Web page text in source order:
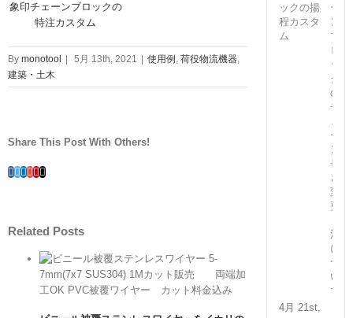
象印チェーンブロックの
特注カスタム
By monotool 5月 13th, 2021 使用例 , 荷役物流機器,
建築・土木
Share This Post With Others!
Facebook
Twitter
Linkedin
Google+
Pinterest
Email
Related Posts
ー
ン
ブ
ロ
ッ
ク
の
チ
ー
ン
長
さ
変
更
注）
に
つ
い
て
4月 21st,